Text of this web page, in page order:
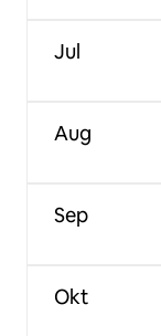
Jul
Aug
Sep
Okt